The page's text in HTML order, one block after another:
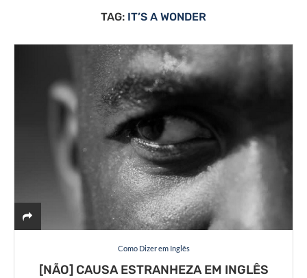
TAG: IT’S A WONDER
Como Dizer em Inglês
[NÃO] CAUSA ESTRANHEZA EM INGLÊS